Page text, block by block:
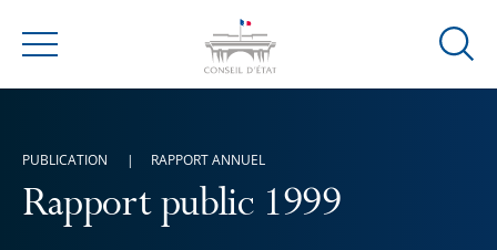
Menu
Ouvrir
Rapport public 1999
PUBLICATION RAPPORT ANNUEL